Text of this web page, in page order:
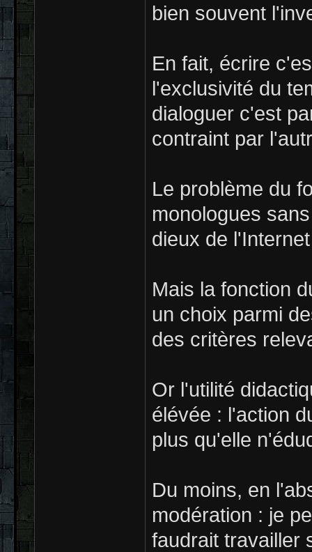
bien souvent
En fait, écrire
l'exclusivité du
dialoguer c'est
contraint par
Le problème du
monologues
dieux de
Mais la fonction
un choix parmi
des critères
Or l'utilité
élévée : l'action
plus qu'elle
Du moins, en
modération : je
faudrait travailler